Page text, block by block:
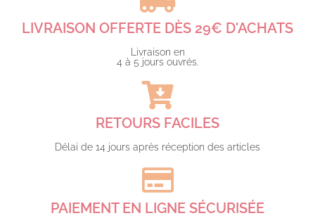
LIVRAISON OFFERTE DÈS 29€ D'ACHATS​
Livraison en
4 à 5 jours ouvrés.​
RETOURS FACILES
Délai de 14 jours après réception des articles
PAIEMENT EN LIGNE SÉCURISÉE